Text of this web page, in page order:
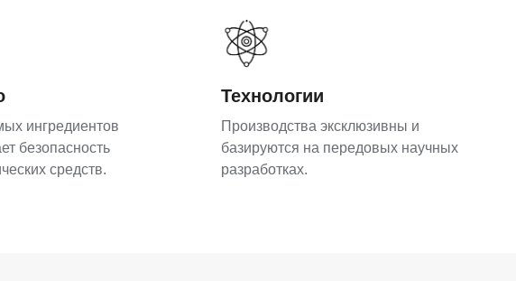
ингредиентов
безопасность
средств.
Технологии
Производства эксклюзивны и
базируются на передовых научных
разработках.